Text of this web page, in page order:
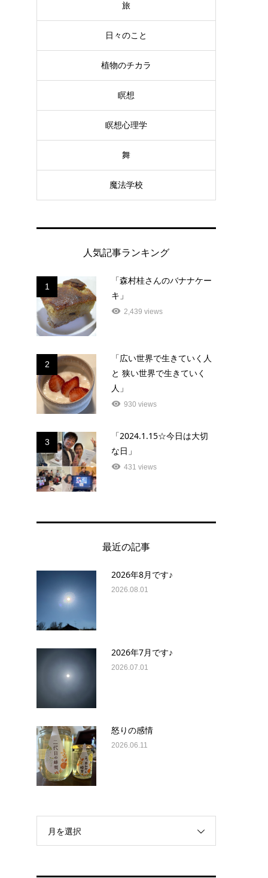
旅
日々のこと
植物のチカラ
瞑想
瞑想心理学
舞
魔法学校
人気記事ランキング
1
「森村桂さんのバナナケー
キ」
2,439 views
2
「広い世界で生きていく人
と 狭い世界で生きていく
人」
930 views
3
「2024.1.15☆今日は大切
な日」
431 views
最近の記事
2026年8月です♪
2026.08.01
2026年7月です♪
2026.07.01
怒りの感情
2026.06.11
月を選択